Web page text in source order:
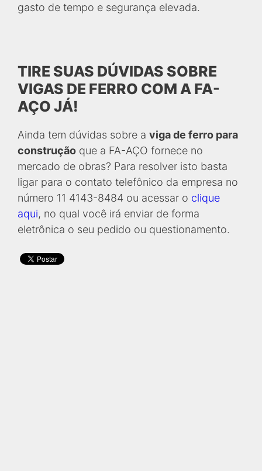
gasto de tempo e segurança elevada.
TIRE SUAS DÚVIDAS SOBRE
VIGAS DE FERRO COM A FA-
AÇO JÁ!
Ainda tem dúvidas sobre a viga de ferro para
construção que a FA-AÇO fornece no
mercado de obras? Para resolver isto basta
ligar para o contato telefônico da empresa no
número 11 4143-8484 ou acessar o clique
aqui, no qual você irá enviar de forma
eletrônica o seu pedido ou questionamento.